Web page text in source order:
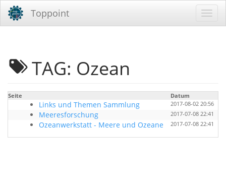
Toppoint
TAG: Ozean
Seite Datum
Links und Themen Sammlung 2017-08-02 20:56
Meeresforschung 2017-07-08 22:41
Ozeanwerkstatt - Meere und Ozeane 2017-07-08 22:41